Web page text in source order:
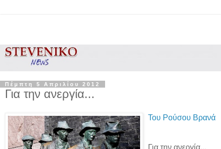
Πέμπτη 5 Απριλίου 2012
Για την ανεργία...
Του Ρούσου Βρανά
Για την ανεργία...